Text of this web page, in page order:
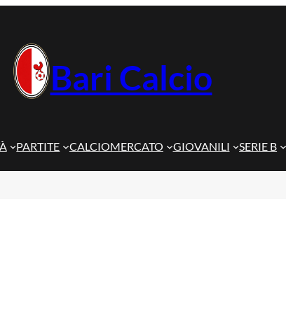
Bari Calcio
PARTITE CALCIOMERCATO GIOVANILI SERIE B